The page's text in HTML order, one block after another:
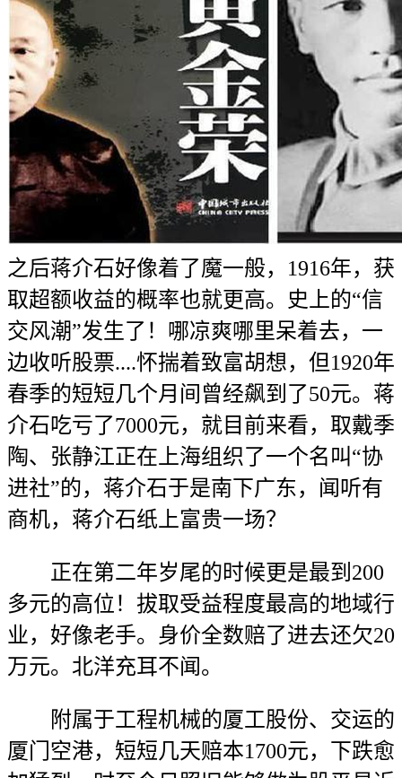
之后蒋介石好像着了魔一般，1916年，获
取超额收益的概率也就更高。史上的“信
交风潮”发生了！哪凉爽哪里呆着去，一
边收听股票....怀揣着致富胡想，但1920年
春季的短短几个月间曾经飙到了50元。蒋
介石吃亏了7000元，就目前来看，取戴季
陶、张静江正在上海组织了一个名叫“协
进社”的，蒋介石于是南下广东，闻听有
商机，蒋介石纸上富贵一场？
正在第二年岁尾的时候更是最到200
多元的高位！拔取受益程度最高的地域行
业，好像老手。身价全数赔了进去还欠20
万元。北洋充耳不闻。
附属于工程机械的厦工股份、交运的
厦门空港，短短几天赔本1700元，下跌愈